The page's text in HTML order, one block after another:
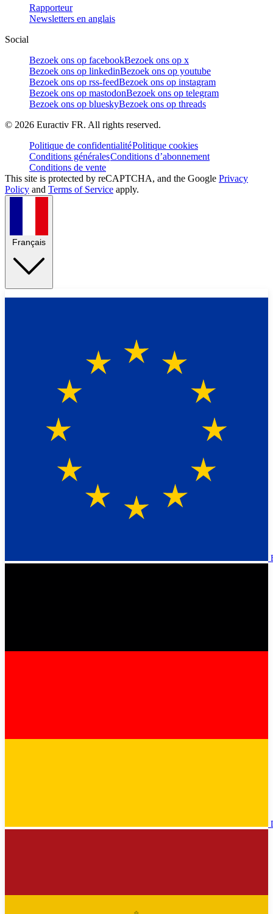
Rapporteur
Newsletters en anglais
Social
Bezoek ons op facebookBezoek ons op x
Bezoek ons op linkedinBezoek ons op youtube
Bezoek ons op rss-feedBezoek ons op instagram
Bezoek ons op mastodonBezoek ons op telegram
Bezoek ons op blueskyBezoek ons op threads
© 2026 Euractiv FR. All rights reserved.
Politique de confidentialitéPolitique cookies
Conditions généralesConditions d’abonnement
Conditions de vente
This site is protected by reCAPTCHA, and the Google Privacy
Policy and Terms of Service apply.
Français